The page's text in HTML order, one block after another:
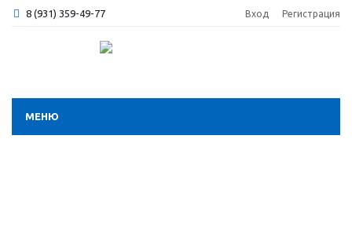
8 (931) 359-49-77 Вход Регистрация
МЕНЮ